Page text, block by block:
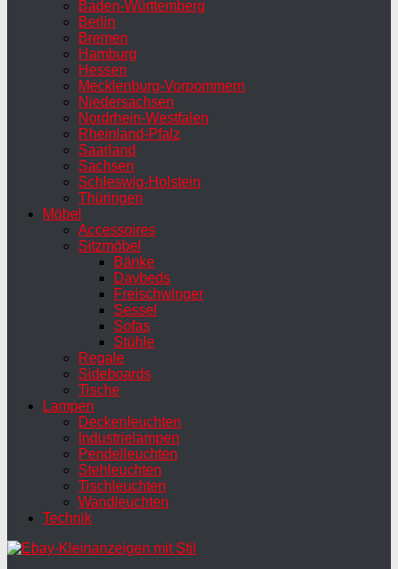
Baden-Württemberg
Berlin
Bremen
Hamburg
Hessen
Mecklenburg-Vorpommern
Niedersachsen
Nordrhein-Westfalen
Rheinland-Pfalz
Saarland
Sachsen
Schleswig-Holstein
Thüringen
Möbel
Accessoires
Sitzmöbel
Bänke
Daybeds
Freischwinger
Sessel
Sofas
Stühle
Regale
Sideboards
Tische
Lampen
Deckenleuchten
Industrielampen
Pendelleuchten
Stehleuchten
Tischleuchten
Wandleuchten
Technik